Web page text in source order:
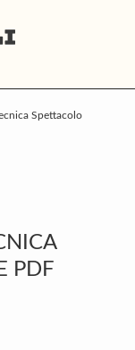
Spettacolo
PDF